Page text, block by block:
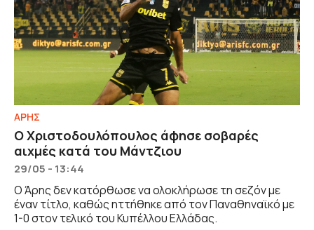
ΑΡΗΣ
Ο Χριστοδουλόπουλος άφησε σοβαρές
αιχμές κατά του Μάντζιου
29/05 - 13:44
Ο Άρης δεν κατόρθωσε να ολοκλήρωσε τη σεζόν με
έναν τίτλο, καθώς ηττήθηκε από τον Παναθηναϊκό με
1-0 στον τελικό του Κυπέλλου Ελλάδας.